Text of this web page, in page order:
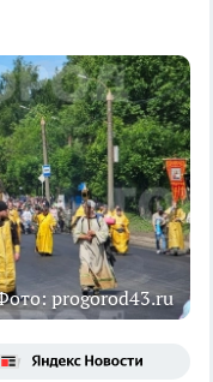
progorod43.ru